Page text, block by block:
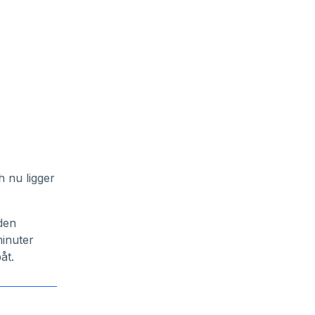
nu ligger